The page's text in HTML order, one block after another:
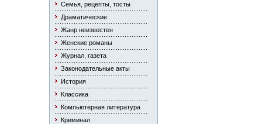
Семья, рецепты, тосты
Драматические
Жанр неизвестен
Женские романы
Журнал, газета
Законодательные акты
История
Классика
Компьютерная литература
Криминал